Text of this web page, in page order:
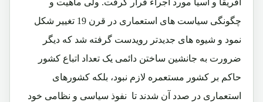
افریقا و آسیا مورد اجراء قرار گرفت. ولی ماهیت و
چگونگی سیاست های استعماری در قرن 19 تغییر شکل
نمود و شیوه های جدیدتر رویدست گرفته شد که دیگر
ضرورت به جانشین ساختن دائمی یک تعداد اتباع کشور
حاکم بر کشور مستعمره لازم نبود، بلکه کشورهای
استعماری در صدد آن شدند تا نفوذ سیاسی و نظامی خود